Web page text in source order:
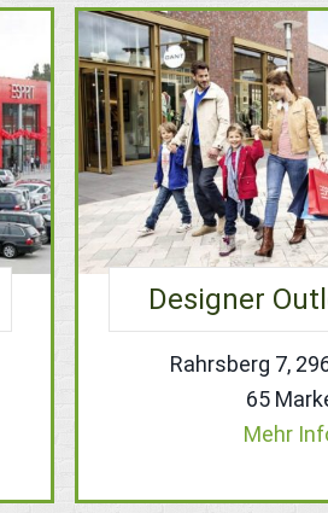
Designer
Rahrsberg 7,
65
Mehr